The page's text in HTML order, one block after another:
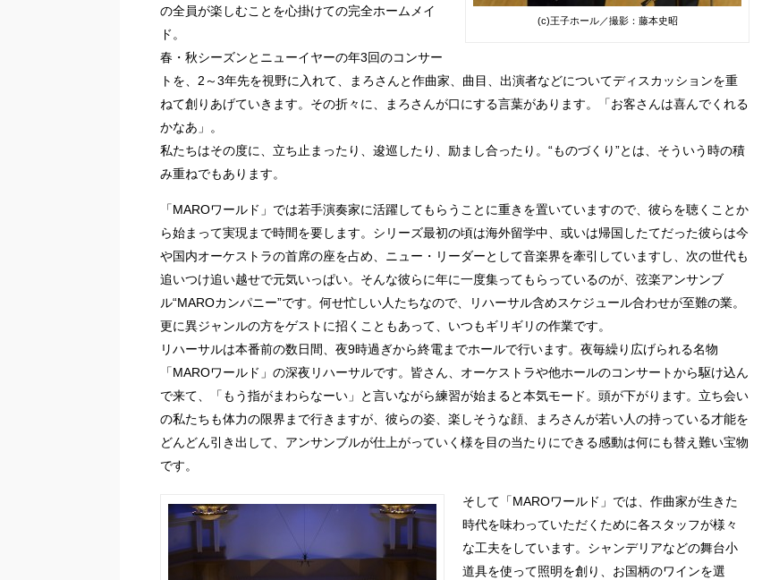
(c)王子ホール／撮影：藤本史昭
の全員が楽しむことを心掛けての完全ホームメイ
ド。
春・秋シーズンとニューイヤーの年3回のコンサー
トを、2～3年先を視野に入れて、まろさんと作曲家、曲目、出演者などについてディスカッションを重
ねて創りあげていきます。その折々に、まろさんが口にする言葉があります。「お客さんは喜んでくれる
かなあ」。
私たちはその度に、立ち止まったり、逡巡したり、励まし合ったり。“ものづくり”とは、そういう時の積
み重ねでもあります。
「MAROワールド」では若手演奏家に活躍してもらうことに重きを置いていますので、彼らを聴くことか
ら始まって実現まで時間を要します。シリーズ最初の頃は海外留学中、或いは帰国したてだった彼らは今
や国内オーケストラの首席の座を占め、ニュー・リーダーとして音楽界を牽引していますし、次の世代も
追いつけ追い越せで元気いっぱい。そんな彼らに年に一度集ってもらっているのが、弦楽アンサンブ
ル“MAROカンパニー”です。何せ忙しい人たちなので、リハーサル含めスケジュール合わせが至難の業。
更に異ジャンルの方をゲストに招くこともあって、いつもギリギリの作業です。
リハーサルは本番前の数日間、夜9時過ぎから終電までホールで行います。夜毎繰り広げられる名物
「MAROワールド」の深夜リハーサルです。皆さん、オーケストラや他ホールのコンサートから駆け込ん
で来て、「もう指がまわらなーい」と言いながら練習が始まると本気モード。頭が下がります。立ち会い
の私たちも体力の限界まで行きますが、彼らの姿、楽しそうな顔、まろさんが若い人の持っている才能を
どんどん引き出して、アンサンブルが仕上がっていく様を目の当たりにできる感動は何にも替え難い宝物
です。
そして「MAROワールド」では、作曲家が生きた
時代を味わっていただくために各スタッフが様々
な工夫をしています。シャンデリアなどの舞台小
道具を使って照明を創り、お国柄のワインを選